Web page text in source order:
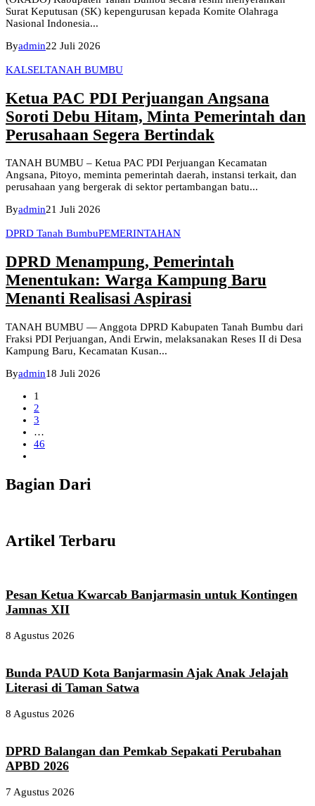
Surat Keputusan (SK) kepengurusan kepada Komite Olahraga
Nasional Indonesia...
Byadmin22 Juli 2026
KALSELTANAH BUMBU
Ketua PAC PDI Perjuangan Angsana
Soroti Debu Hitam, Minta Pemerintah dan
Perusahaan Segera Bertindak
TANAH BUMBU – Ketua PAC PDI Perjuangan Kecamatan
Angsana, Pitoyo, meminta pemerintah daerah, instansi terkait, dan
perusahaan yang bergerak di sektor pertambangan batu...
Byadmin21 Juli 2026
DPRD Tanah BumbuPEMERINTAHAN
DPRD Menampung, Pemerintah
Menentukan: Warga Kampung Baru
Menanti Realisasi Aspirasi
TANAH BUMBU — Anggota DPRD Kabupaten Tanah Bumbu dari
Fraksi PDI Perjuangan, Andi Erwin, melaksanakan Reses II di Desa
Kampung Baru, Kecamatan Kusan...
Byadmin18 Juli 2026
1
2
3
…
46
Bagian Dari
Artikel Terbaru
Pesan Ketua Kwarcab Banjarmasin untuk Kontingen
Jamnas XII
8 Agustus 2026
Bunda PAUD Kota Banjarmasin Ajak Anak Jelajah
Literasi di Taman Satwa
8 Agustus 2026
DPRD Balangan dan Pemkab Sepakati Perubahan
APBD 2026
7 Agustus 2026